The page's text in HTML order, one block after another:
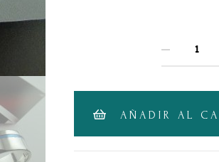
AÑADIR AL